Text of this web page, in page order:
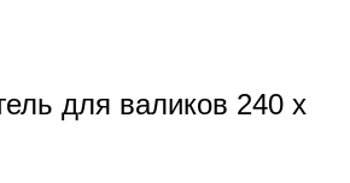
для валиков 240 х